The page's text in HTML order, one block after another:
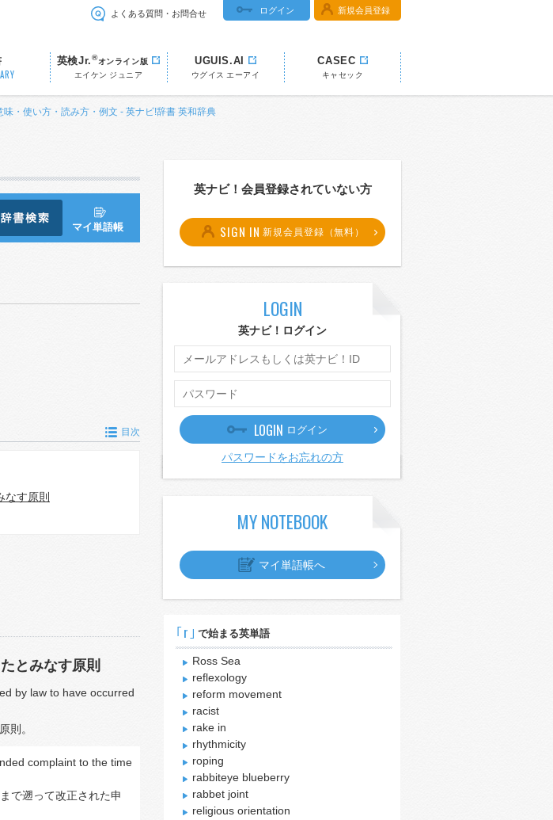
よくある質問・お問合せ ログイン 新規会員登録
英検Jr.®オンライン版
エイケン ジュニア
UGUIS.AI
ウグイス エーアイ
CASEC
キャセック
味・使い方・読み方・例文 - 英ナビ!辞書 英和辞典
マイ単語帳
目次
す原則
とみなす原則
by law to have occurred
則。
complaint to the time
で遡って改正された申
英ナビ！会員登録されていない方
SIGN IN 新規会員登録（無料）
LOGIN
英ナビ！ログイン
LOGIN ログイン
パスワードをお忘れの方
MY NOTEBOOK
マイ単語帳へ
｢r｣ で始まる英単語
Ross Sea
reflexology
reform movement
racist
rake in
rhythmicity
roping
rabbiteye blueberry
rabbet joint
religious orientation